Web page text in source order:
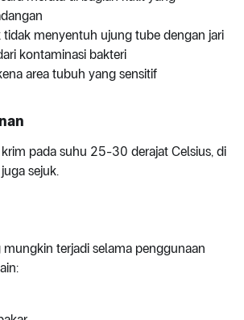
tidak menyentuh ujung tube dengan jari
kontaminasi bakteri
area tubuh yang sensitif
pada suhu 25-30 derajat Celsius, di
sejuk.
terjadi selama penggunaan